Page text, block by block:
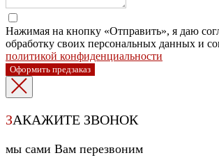
Нажимая на кнопку «Отправить», я даю
обработку своих персональных данных и
политикой конфиденциальности
Оформить предзаказ
ЗАКАЖИТЕ ЗВОНОК
мы сами Вам перезвоним